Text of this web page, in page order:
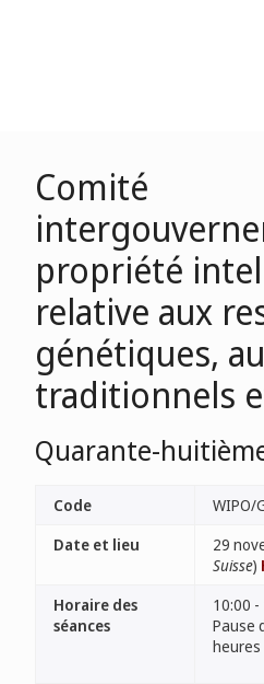
Comité
propriété
relative aux
génétiques,
traditionnels
Quarante-
Code
WIPO/
Date et lieu
29
Suisse)
Horaire des
séances
10:00
Pause
heures